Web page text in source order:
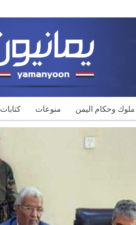
ملوك وحكام اليمن منوعات كتابات